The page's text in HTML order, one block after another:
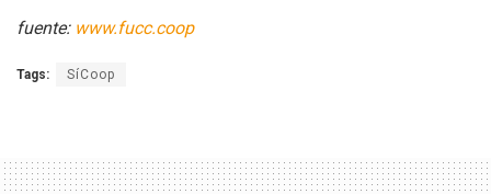
fuente: www.fucc.coop
Tags: SíCoop